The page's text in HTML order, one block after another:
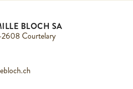
BLOCH SA
Courtelary